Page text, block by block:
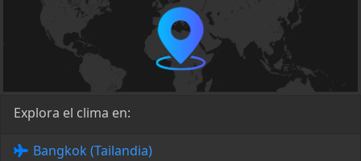
Explora el clima en:
Bangkok (Tailandia)